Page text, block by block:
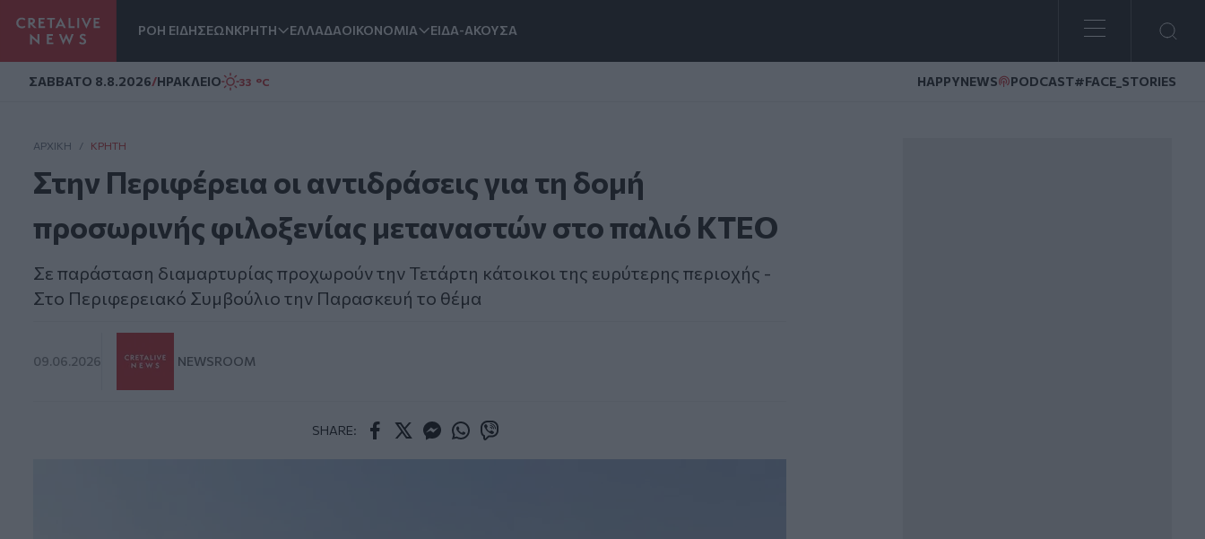
ΡΟΗ ΕΙΔΗΣΕΩΝΚΡΗΤΗ ΕΛΛΑΔΑΟΙΚΟΝΟΜΙΑ ΕΙΔΑ-ΑΚΟΥΣΑ
ΣAΒΒΑΤΟ 8.8.2026/ΗΡΑΚΛΕΙΟ 33 °C HAPPYNEWS PODCAST#FACE_STORIES
ΑΡΧΙΚΗ / ΚΡΉΤΗ
Στην Περιφέρεια οι αντιδράσεις για τη δομή
προσωρινής φιλοξενίας μεταναστών στο παλιό ΚΤΕΟ
Σε παράσταση διαμαρτυρίας προχωρούν την Τετάρτη κάτοικοι της ευρύτερης περιοχής -
Στο Περιφερειακό Συμβούλιο την Παρασκευή το θέμα
09.06.2026 NEWSROOM
SHARE: